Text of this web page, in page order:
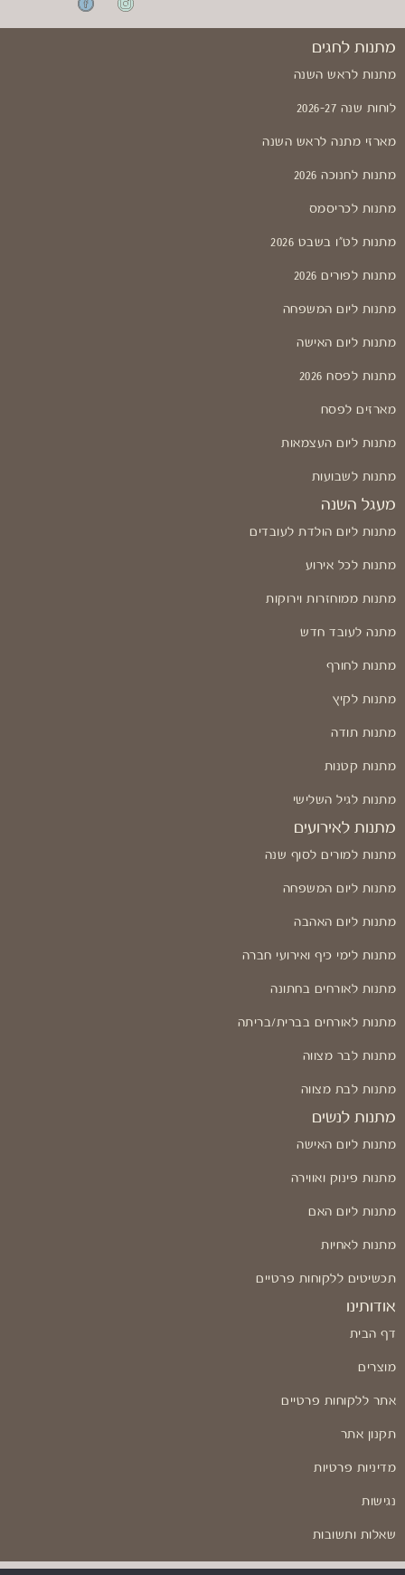
מתנות לחגים
מתנות לראש השנה
לוחות שנה 2026-27
מארזי מתנה לראש השנה
מתנות לחנוכה 2026
מתנות לכריסמס
מתנות לט"ו בשבט 2026
מתנות לפורים 2026
מתנות ליום המשפחה
מתנות ליום האישה
מתנות לפסח 2026
מארזים לפסח
מתנות ליום העצמאות
מתנות לשבועות
מעגל השנה
מתנות ליום הולדת לעובדים
מתנות לכל אירוע
מתנות ממוחזרות וירוקות
מתנה לעובד חדש
מתנות לחורף
מתנות לקיץ
מתנות תודה
מתנות קטנות
מתנות לגיל השלישי
מתנות לאירועים
מתנות למורים לסוף שנה
מתנות ליום המשפחה
מתנות ליום האהבה
מתנות לימי כיף ואירועי חברה
מתנות לאורחים בחתונה
מתנות לאורחים בברית/בריתה
מתנות לבר מצווה
מתנות לבת מצווה
מתנות לנשים
מתנות ליום האישה
מתנות פינוק ואווירה
מתנות ליום האם
מתנות לאחיות
תכשיטים ללקוחות פרטיים
אודותינו
דף הבית
מוצרים
אתר ללקוחות פרטיים
תקנון אתר
מדיניות פרטיות
נגישות
שאלות ותשובות